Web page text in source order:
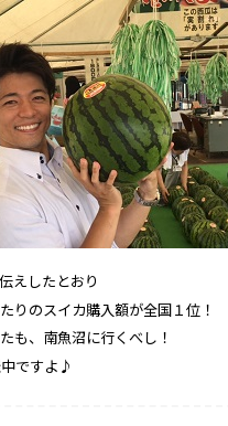
えしたとおり
りのスイカ購入額が全国１位！
も、南魚沼に行くべし！
ですよ♪